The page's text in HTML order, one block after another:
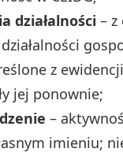
działalności – z
z
jej ponownie;
–
imieniu;